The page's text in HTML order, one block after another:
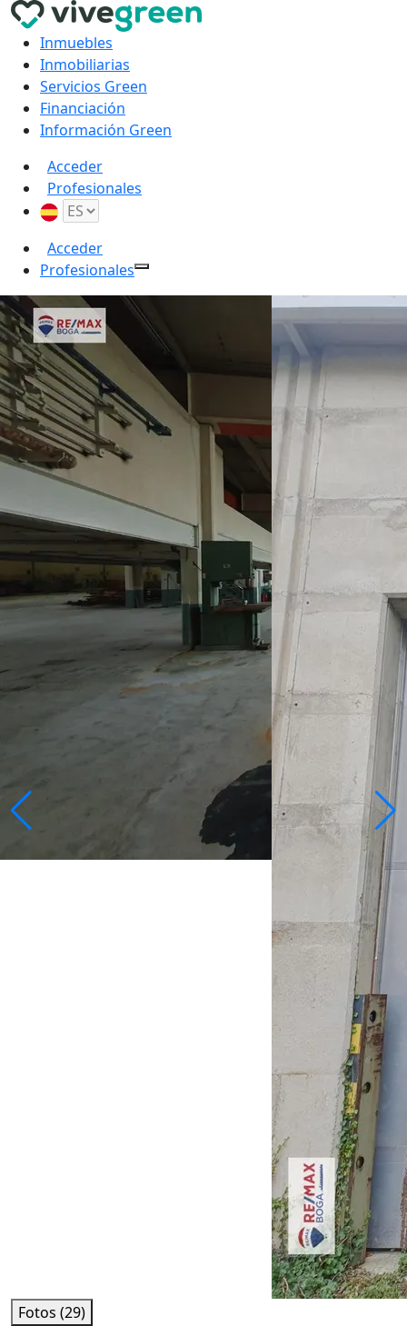
Inmuebles
Inmobiliarias
Servicios Green
Financiación
Información Green
Acceder
Profesionales
Acceder
Profesionales
Fotos (29)